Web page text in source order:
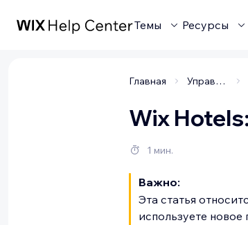
Темы Ресурсы
Главная Управление бизнесом
Wix
1 мин.
Важно:
Эта статья
используете